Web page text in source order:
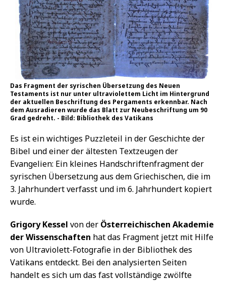
Das Fragment der syrischen Übersetzung des Neuen
Testaments ist nur unter ultraviolettem Licht im Hintergrund
der aktuellen Beschriftung des Pergaments erkennbar. Nach
dem Ausradieren wurde das Blatt zur Neubeschriftung um 90
Grad gedreht. - Bild: Bibliothek des Vatikans
Es ist ein wichtiges Puzzleteil in der Geschichte der
Bibel und einer der ältesten Textzeugen der
Evangelien: Ein kleines Handschriftenfragment der
syrischen Übersetzung aus dem Griechischen, die im
3. Jahrhundert verfasst und im 6. Jahrhundert kopiert
wurde.
Grigory Kessel von der Österreichischen Akademie
der Wissenschaften hat das Fragment jetzt mit Hilfe
von Ultraviolett-Fotografie in der Bibliothek des
Vatikans entdeckt. Bei den analysierten Seiten
handelt es sich um das fast vollständige zwölfte